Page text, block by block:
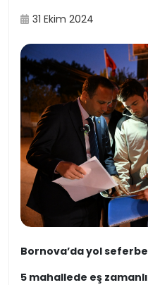
31 Ekim 2024
Bornova’da yol
5 mahallede eş